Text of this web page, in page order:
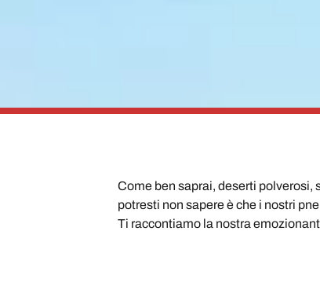
Come ben saprai, deserti polverosi,
potresti non sapere è che i nostri
Ti raccontiamo la nostra